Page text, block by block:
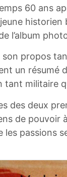
60 ans
historien
l’album
propos
un résumé
tant militaire
des deux
de pouvoir
les passions